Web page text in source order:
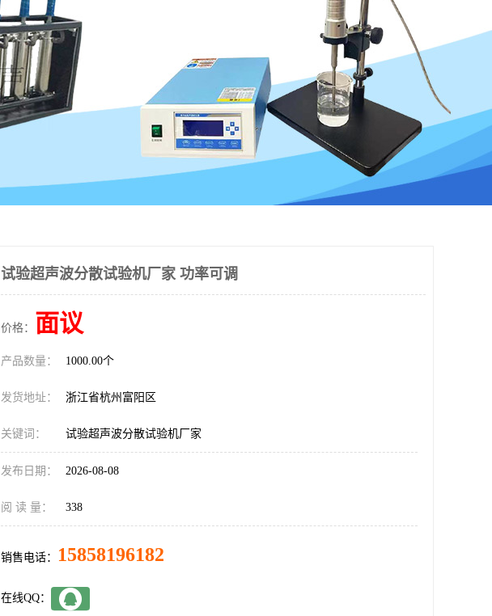
试验超声波分散试验机厂家 功率可调
价格： 面议
产品数量： 1000.00个
发货地址： 浙江省杭州富阳区
关键词： 试验超声波分散试验机厂家
发布日期： 2026-08-08
阅 读 量： 338
销售电话： 15858196182
在线QQ：